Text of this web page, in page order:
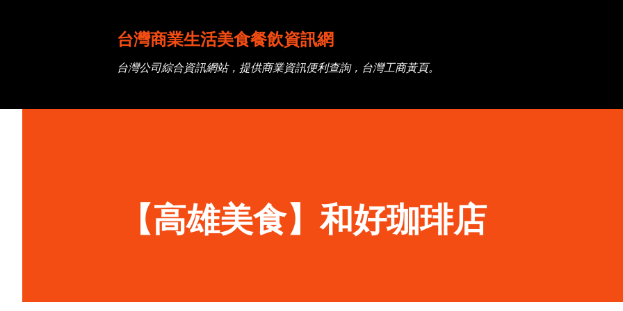
台灣商業生活美食餐飲資訊網
台灣公司綜合資訊網站，提供商業資訊便利查詢，台灣工商黃頁。
【高雄美食】和好珈琲店